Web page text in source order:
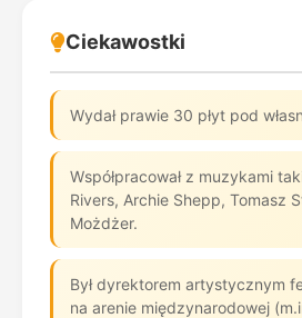
Ciekawostki
Wydał prawie 30 płyt pod
Współpracował z muzykami
Rivers, Archie Shepp, Tomasz
Możdżer.
Był dyrektorem artystycznym
na arenie międzynarodowej